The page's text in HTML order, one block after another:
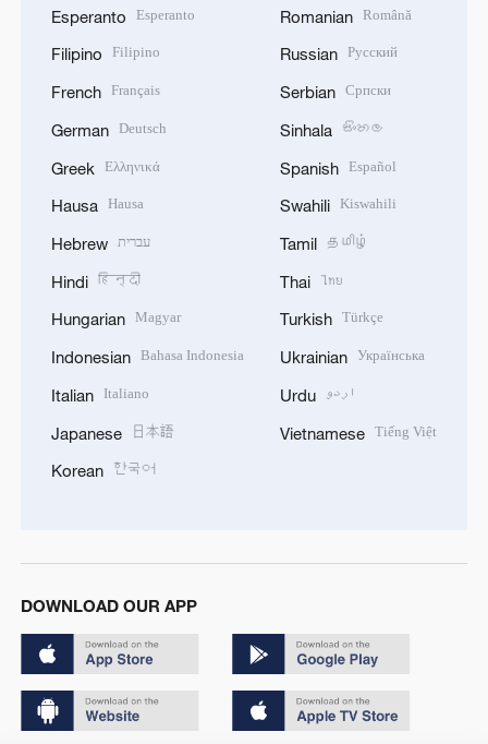
Esperanto Esperanto
Filipino Filipino
French Français
German Deutsch
Greek Ελληνικά
Hausa Hausa
Hebrew עברית
Hindi हिन्दी
Hungarian Magyar
Indonesian Bahasa Indonesia
Italian Italiano
Japanese 日本語
Korean 한국어
Romanian Română
Russian Русский
Serbian Српски
Sinhala සිංහල
Spanish Español
Swahili Kiswahili
Tamil தமிழ்
Thai ไทย
Turkish Türkçe
Ukrainian Українська
Urdu اردو
Vietnamese Tiếng Việt
DOWNLOAD OUR APP